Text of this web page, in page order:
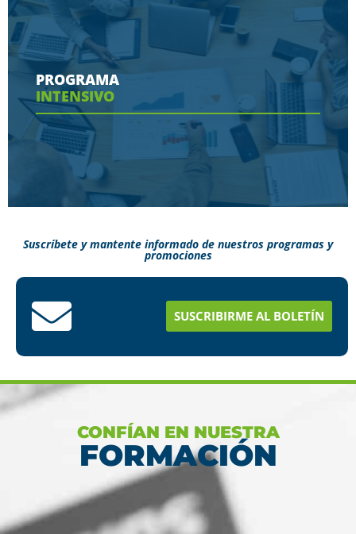
Conoce aquí las herramientas con las que
contaras en tu programa
Ver más
PROGRAMA
INTENSIVO
estudios en menos tiempo
Suscríbete y mantente informado de nuestros programas y
promociones
SUSCRIBIRME AL BOLETÍN
CONFÍAN EN NUESTRA
FORMACIÓN